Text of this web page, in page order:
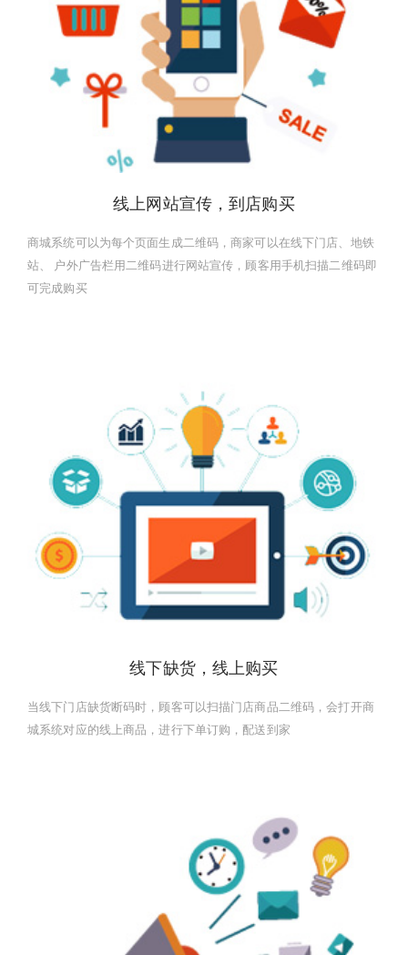
线上网站宣传，到店购买
商城系统可以为每个页面生成二维码，商家可以在线下门店、地铁
站、 户外广告栏用二维码进行网站宣传，顾客用手机扫描二维码即
可完成购买
线下缺货，线上购买
当线下门店缺货断码时，顾客可以扫描门店商品二维码，会打开商
城系统对应的线上商品，进行下单订购，配送到家